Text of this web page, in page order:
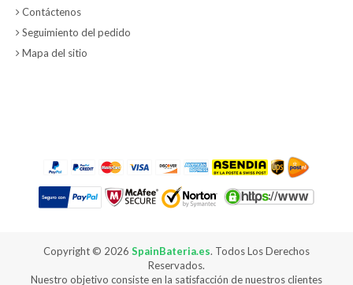
Contáctenos
Seguimiento del pedido
Mapa del sitio
Copyright © 2026 SpainBateria.es. Todos Los Derechos
Reservados.
Nuestro objetivo consiste en la satisfacción de nuestros clientes